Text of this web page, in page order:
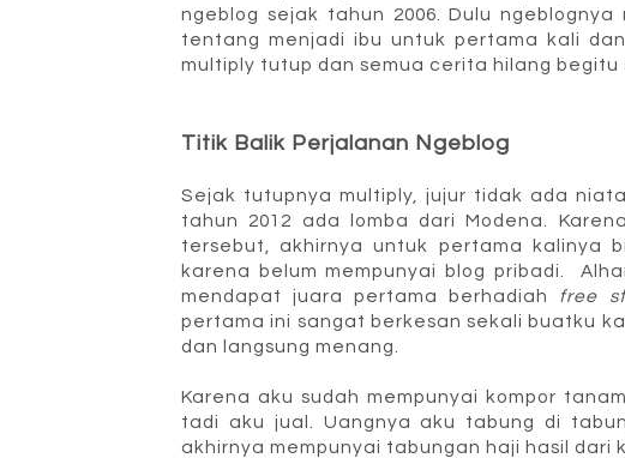
ngeblog sejak tahun 2006. Dulu
tentang menjadi ibu untuk pertama kali
multiply tutup dan semua cerita hilang begitu
Titik Balik Perjalanan Ngeblog
Sejak tutupnya multiply, jujur tidak ada
tahun 2012 ada lomba dari Modena.
tersebut, akhirnya untuk pertama kalinya
karena belum mempunyai blog pribadi.
mendapat juara pertama berhadiah free
pertama ini sangat berkesan sekali buatku
dan langsung menang.
Karena aku sudah mempunyai kompor
tadi aku jual. Uangnya aku tabung di
akhirnya mempunyai tabungan haji hasil dari